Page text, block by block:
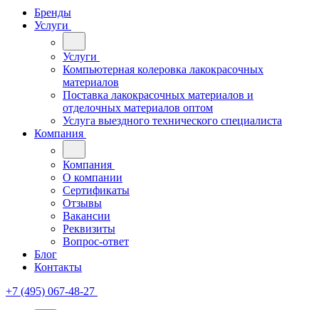
Бренды
Услуги
Услуги
Компьютерная колеровка лакокрасочных
материалов
Поставка лакокрасочных материалов и
отделочных материалов оптом
Услуга выездного технического специалиста
Компания
Компания
О компании
Сертификаты
Отзывы
Вакансии
Реквизиты
Вопрос-ответ
Блог
Контакты
+7 (495) 067-48-27